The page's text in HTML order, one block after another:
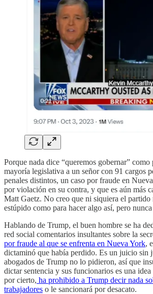
Porque nada dice “queremos gobernar”
mayoría legislativa a un señor con 91 cargos
penales distintos, un caso por fraude en
por violación en su contra, y que es aún más
Matt Gaetz. No creo que ni siquiera el partido
estúpido como para hacer algo así, pero nunca
Hablando de Trump, el buen hombre se ha
red social comentarios insultantes sobre la
por fraude al que se enfrenta en Nueva York,
dictaminó que había perdido. Es un juicio sin
abogados de Trump no lo pidieron, así que
dictar sentencia y sus funcionarios es una
por cierto, ha prohibido a Trump decir nada
trabajadores o le sancionará por desacato.